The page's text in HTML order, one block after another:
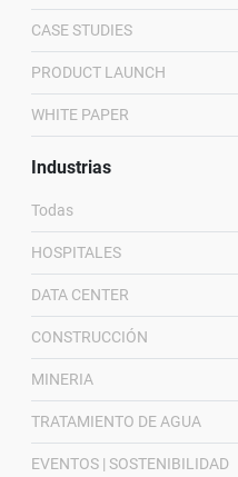
CASE STUDIES
PRODUCT LAUNCH
WHITE PAPER
Industrias
Todas
HOSPITALES
DATA CENTER
CONSTRUCCIÓN
MINERIA
TRATAMIENTO DE AGUA
EVENTOS | SOSTENIBILIDAD